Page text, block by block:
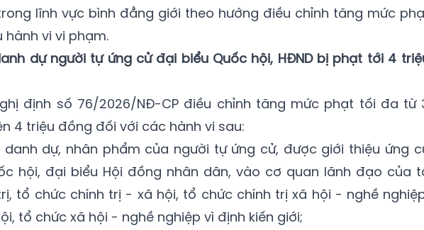
lĩnh vực bình đẳng giới theo hướng điều chỉnh tăng mức
hành vi vi phạm.
dự người tự ứng cử đại biểu Quốc hội, HĐND bị phạt tới 4
định số 76/2026/NĐ-CP điều chỉnh tăng mức phạt tối đa từ
4 triệu đồng đối với các hành vi sau:
dự, nhân phẩm của người tự ứng cử, được giới thiệu ứng
hội, đại biểu Hội đồng nhân dân, vào cơ quan lãnh đạo của
tổ chức chính trị - xã hội, tổ chức chính trị xã hội - nghề
tổ chức xã hội - nghề nghiệp vì định kiến giới;